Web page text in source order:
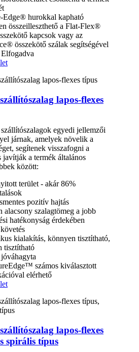
Edge® hurokkal kapható
összeilleszthető a Flat-Flex®
kapcsok vagy az
összekötő szálak segítségével
lapos-flexes
egyedi jellemzői
járnak, amelyek növelik a
segítenek visszafogni a
javítják a termék általános
között:
terület - akár 86%
pozitív hajtás
alacsony szalagtömeg a jobb
hatékonyság érdekében
kialakítás, könnyen tisztítható,
tisztítható
számos kiválasztott
elérhető
lapos-flexes
spirális típus